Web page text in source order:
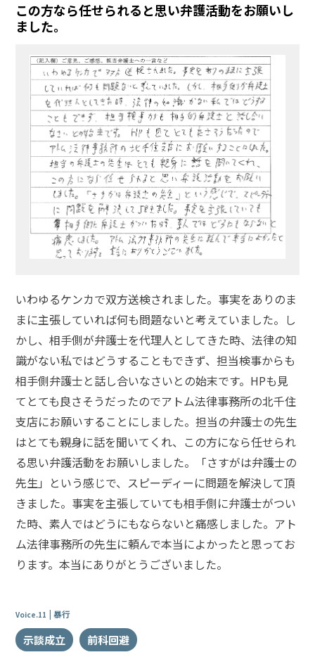
この方なら任せられると思い弁護活動をお願いし
ました。
いわゆるケンカで双方送検されました。事実をありのま
まに主張していれば何も問題ないと考えていました。し
かし、相手側が弁護士を代理人としてきた時、法律の知
識がない私ではどうすることもできず、担当検事からも
相手側弁護士と話し合いなさいとの始末です。HPも見
てとても良さそうだったのでアトム法律事務所の北千住
支店にお願いすることにしました。担当の弁護士の先生
はとても親身に話を聞いてくれ、この方になら任せられ
る思い弁護活動をお願いしました。「さすがは弁護士の
先生」という感じで、スピーディーに問題を解決して頂
きました。事実を主張していても相手側に弁護士がつい
た時、素人ではどうにもならないと痛感しました。アト
ム法律事務所の先生に頼んで本当によかったと思ってお
ります。本当にありがとうございました。
Voice.11 暴行
示談成立 前科回避